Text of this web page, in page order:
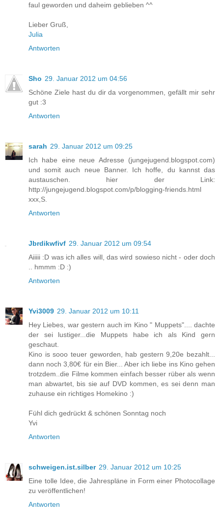
faul geworden und daheim geblieben ^^
Lieber Gruß,
Julia
Antworten
Sho 29. Januar 2012 um 04:56
Schöne Ziele hast du dir da vorgenommen, gefällt mir sehr
gut :3
Antworten
sarah 29. Januar 2012 um 09:25
Ich habe eine neue Adresse (jungejugend.blogspot.com)
und somit auch neue Banner. Ich hoffe, du kannst das
austauschen. hier der Link:
http://jungejugend.blogspot.com/p/blogging-friends.html
xxx,S.
Antworten
Jbrdikwfivf 29. Januar 2012 um 09:54
Aiiiii :D was ich alles will, das wird sowieso nicht - oder doch
.. hmmm :D :)
Antworten
Yvi3009 29. Januar 2012 um 10:11
Hey Liebes, war gestern auch im Kino " Muppets".... dachte
der sei lustiger...die Muppets habe ich als Kind gern
geschaut.
Kino is sooo teuer geworden, hab gestern 9,20e bezahlt...
dann noch 3,80€ für ein Bier... Aber ich liebe ins Kino gehen
trotzdem..die Filme kommen einfach besser rüber als wenn
man abwartet, bis sie auf DVD kommen, es sei denn man
zuhause ein richtiges Homekino :)
Fühl dich gedrückt & schönen Sonntag noch
Yvi
Antworten
schweigen.ist.silber 29. Januar 2012 um 10:25
Eine tolle Idee, die Jahrespläne in Form einer Photocollage
zu veröffentlichen!
Antworten